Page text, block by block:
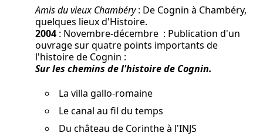
Amis du vieux Chambéry: De Cognin à Chambéry,
quelques lieux d'Histoire.
2004 : Novembre-décembre : Publication d'un
ouvrage sur quatre points importants de
l'histoire de Cognin :
Sur les chemins de l'histoire de Cognin.
La villa gallo-romaine
Le canal au fil du temps
Du château de Corinthe à l'INJS